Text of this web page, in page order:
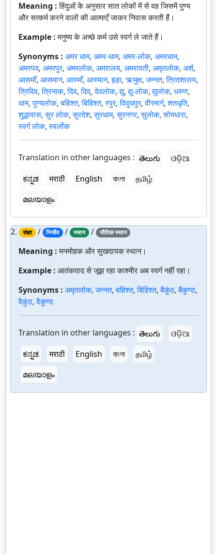
Meaning :हिंदुओं के अनुसार सात लोकों में से वह जिसमें पुण्य
और सत्कर्म करने वालों की आत्माएँ जाकर निवास करती हैं।
Example :मनुष्य के अच्छे कर्म उसे स्वर्ग ले जाते हैं।
Synonyms : अमर धाम, अमर-धाम, अमर-लोक, अमरधाम,
अमरपद, अमरपुर, अमरलोक, अमरालय, अमरावती, अमृतलोक, अर्श,
आसमाँ, आसमान, आस्माँ, आस्मान,इड़ा,ऋभुक्ष,जन्नत,त्रिदशालय,
त्रिदिव,त्रिनाक,दिव,दिव्,देवलोक,द्यु,द्यु-लोक,द्युलोक, धरुण,
धाम,पुण्यलोक,बहिश्त,बिहिश्त,रपुर,विवुधपुर,वीरमार्ग,शतधृति,
शुद्धावास,सुर लोक,सुरदेश,सुरधाम,सुरनगर,सुलोक,सोमधारा,
स्वर्ग लोक,स्वर्लोक
Translation in other languages : తెలుగు
ଓଡ଼ିଆ
ಕನ್ನಡ
मराठी English বাংলা
தமிழ்
മലയാളം
2. संज्ञा / निर्जीव / स्थान / भौतिक स्थान
Meaning :मनमोहक और सुखदायक स्थान।
Example : आतंकवाद से जूझ रहा काश्मीर अब स्वर्ग नहीं रहा।
Synonyms : अमृतलोक,जन्नत,बहिश्त,बिहिश्त,बैकुंठ,बैकुण्ठ,
वैकुंठ,वैकुण्ठ
Translation in other languages : తెలుగు
ଓଡ଼ିଆ
ಕನ್ನಡ
मराठी English বাংলা
தமிழ்
മലയാളം